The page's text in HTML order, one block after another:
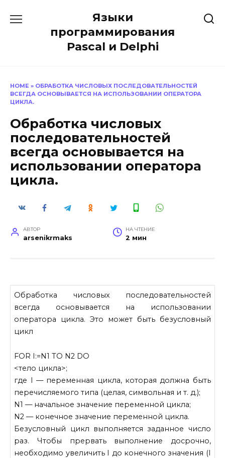
содержанию
Языки
программирования
Pascal и Delphi
HOME » ОБРАБОТКА ЧИСЛОВЫХ ПОСЛЕДОВАТЕЛЬНОСТЕЙ
ВСЕГДА ОСНОВЫВАЕТСЯ НА ИСПОЛЬЗОВАНИИ ОПЕРАТОРА
ЦИКЛА.
Обработка числовых
последовательностей
всегда основывается на
использовании оператора
цикла.
АВТОР
arsenikrmaks
НА ЧТЕНИЕ
2 мин
Обработка числовых последовательностей
всегда основывается на использовании
оператора цикла. Это может быть безусловный
цикл
FOR I:=N1 TO N2 DO
<тело цикла>;
где I — переменная цикла, которая должна быть
перечисляемого типа (целая, символьная и т. д.);
N1 — начальное значение переменной цикла;
N2 — конечное значение переменной цикла.
Безусловный цикл выполняется заданное число
раз. Чтобы прервать выполнение досрочно,
необходимо увеличить I до конечного значения (I